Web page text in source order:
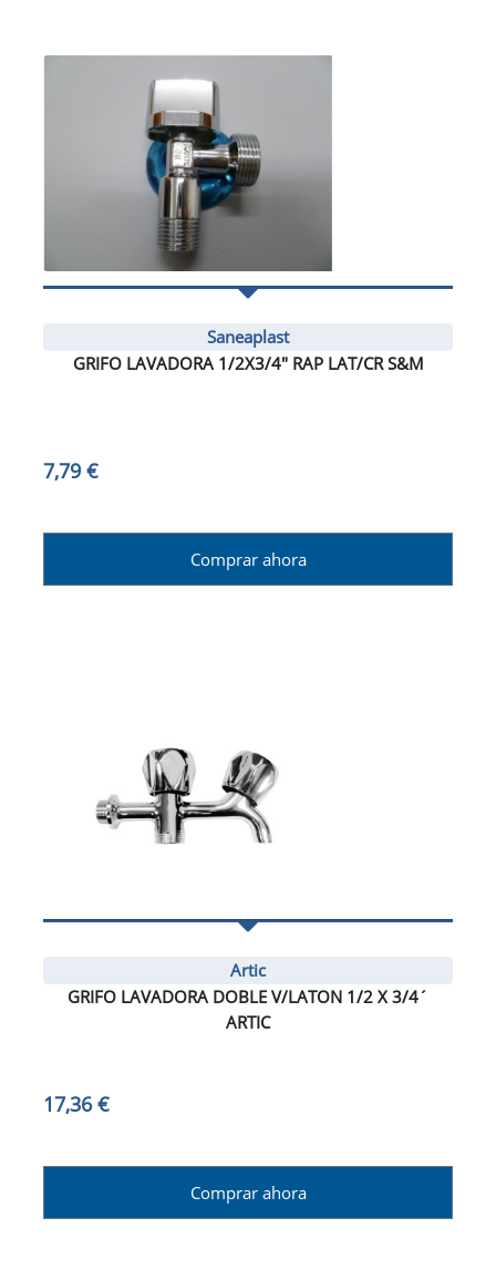
Saneaplast
GRIFO LAVADORA 1/2X3/4" RAP LAT/CR S&M
7,79 €
Comprar ahora
Artic
GRIFO LAVADORA DOBLE V/LATON 1/2 X 3/4´
ARTIC
17,36 €
Comprar ahora